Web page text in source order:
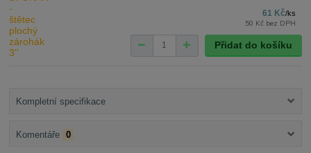
61 Kč/ks
50 Kč bez DPH
Přidat do košíku
Kompletní specifikace
Komentáře 0